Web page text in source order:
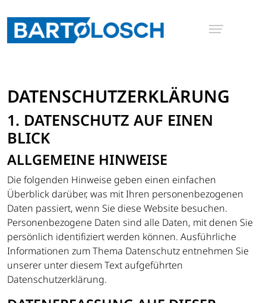
DATENSCHUTZ­ERKLÄRUNG
1. DATENSCHUTZ AUF EINEN
BLICK
ALLGEMEINE HINWEISE
Die folgenden Hinweise geben einen einfachen
Überblick darüber, was mit Ihren personenbezogenen
Daten passiert, wenn Sie diese Website besuchen.
Personenbezogene Daten sind alle Daten, mit denen Sie
persönlich identifiziert werden können. Ausführliche
Informationen zum Thema Datenschutz entnehmen Sie
unserer unter diesem Text aufgeführten
Datenschutzerklärung.